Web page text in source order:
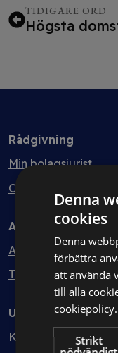
TIDIGARE ORD
Högsta
Rådgivning
Min bolagsjurist
Ombud
Avtal
Avtalshantering
Testa kostnadsfritt
Utbildning
Kurser
Denna
cookies
Denna
förbättra
att använda
till alla
cookiepolicy.
Strikt